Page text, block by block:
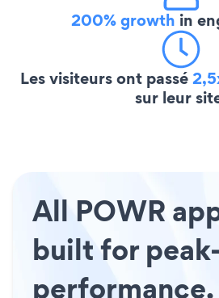
200% growth in
Les visiteurs ont passé
sur leur
All POWR
built for
performance.